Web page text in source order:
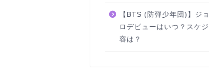
【BTS (防弾少年団)】ジ
ロデビューはいつ？スケ
容は？